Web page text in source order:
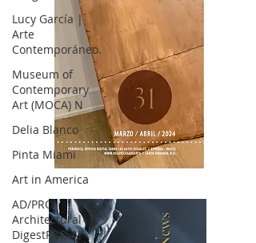
Lucy García |
Arte
Contemporáneo.
Museum of
Contemporary
Art (MOCA) N
Delia Blanco
Pinta Miami
Art in America
AD/PRO
Architectural
DigestPRO Ar
OCA|News 31 / Marzo-Abril / 2024